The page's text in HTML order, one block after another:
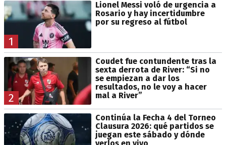
1
Lionel Messi voló de urgencia a
Rosario y hay incertidumbre
por su regreso al fútbol
2
Coudet fue contundente tras la
sexta derrota de River: “Si no
se empiezan a dar los
resultados, no le voy a hacer
mal a River”
Continúa la Fecha 4 del Torneo
Clausura 2026: qué partidos se
juegan este sábado y dónde